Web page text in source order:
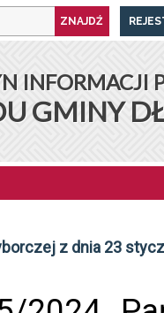
INFORMACJI
GMINY
z dnia 23